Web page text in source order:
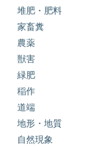
堆肥・肥料
家畜糞
農薬
獣害
緑肥
稲作
道端
地形・地質
自然現象